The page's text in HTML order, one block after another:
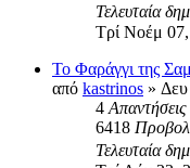
Τελευταία
Τρί Νοέμ
Το Φαράγγι της
από kastrinos »
4 Απαντήσεις
6418
Τελευταία